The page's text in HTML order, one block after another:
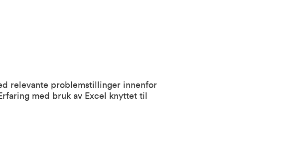
relevante problemstillinger innenfor
med bruk av Excel knyttet til